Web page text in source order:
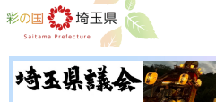
彩の国 埼玉県